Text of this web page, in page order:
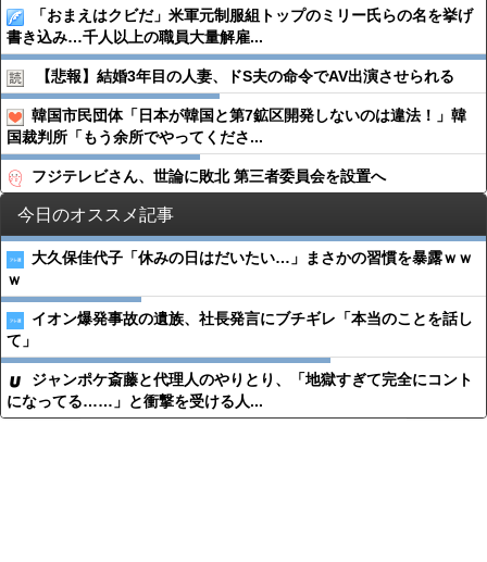
「おまえはクビだ」米軍元制服組トップのミリー氏らの名を挙げ
書き込み…千人以上の職員大量解雇...
【悲報】結婚3年目の人妻、ドS夫の命令でAV出演させられる
韓国市民団体「日本が韓国と第7鉱区開発しないのは違法！」韓
国裁判所「もう余所でやってくださ...
フジテレビさん、世論に敗北 第三者委員会を設置へ
今日のオススメ記事
大久保佳代子「休みの日はだいたい…」まさかの習慣を暴露ｗｗ
ｗ
イオン爆発事故の遺族、社長発言にブチギレ「本当のことを話し
て」
ジャンポケ斎藤と代理人のやりとり、「地獄すぎて完全にコント
になってる……」と衝撃を受ける人...